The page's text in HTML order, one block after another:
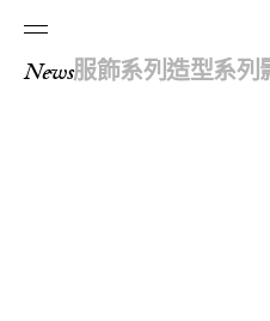
news 服飾系列 造型系列